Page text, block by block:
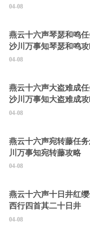
04-08
燕云十六声琴瑟和鸣
沙川万事知琴瑟和鸣
04-08
燕云十六声大盗难成
沙川万事知大盗难成
04-08
燕云十六声宛转藤任
川万事知宛转藤攻略
04-08
燕云十六声十日井红
西行四首其二十日井
04-08